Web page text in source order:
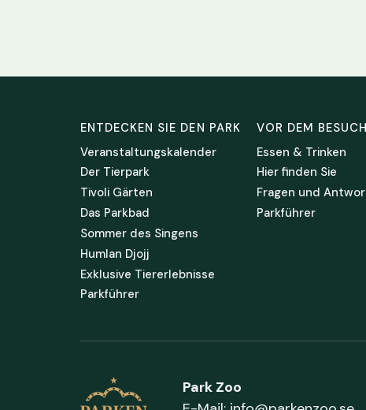
ENTDECKEN SIE DEN PARK
Veranstaltungskalender
Der Tierpark
Tivoli Gärten
Das Parkbad
Sommer des Singens
Humlan Djojj
Exklusive Tiererlebnisse
Parkführer
VOR DEM BESUCH
Essen & Trinken
Hier finden Sie
Fragen und
Parkführer
Park Zoo